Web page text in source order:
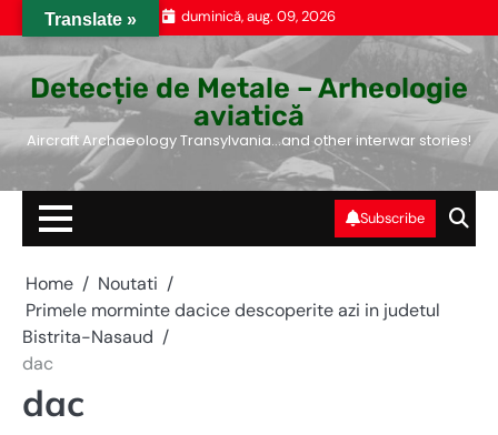
to
duminică, aug. 09, 2026
Detecție de Metale – Arheologie
aviatică
Aircraft Archaeology Transylvania…and other interwar stories!
Subscribe
Home
Noutati
Primele morminte dacice descoperite azi in judetul
Bistrita-Nasaud
dac
dac
Translate »